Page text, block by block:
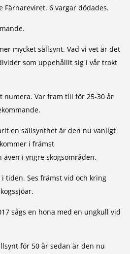
Färnareviret. 6 vargar dödades.
mycket sällsynt. Vad vi vet är det
som uppehållit sig i vår trakt
numera. Var fram till för 25-30 år
en sällsynthet är den nu vanligt
i främst
i yngre skogsområden.
tiden. Ses främst vid och kring
sågs en hona med en ungkull vid
för 50 år sedan är den nu